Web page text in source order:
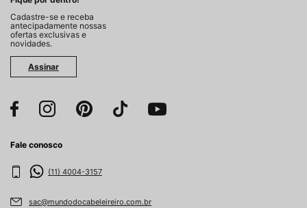
Cadastre-se e receba
antecipadamente nossas
ofertas exclusivas e
novidades.
Assinar
Fale conosco
(11) 4004-3157
sac@mundodocabeleireiro.com.br